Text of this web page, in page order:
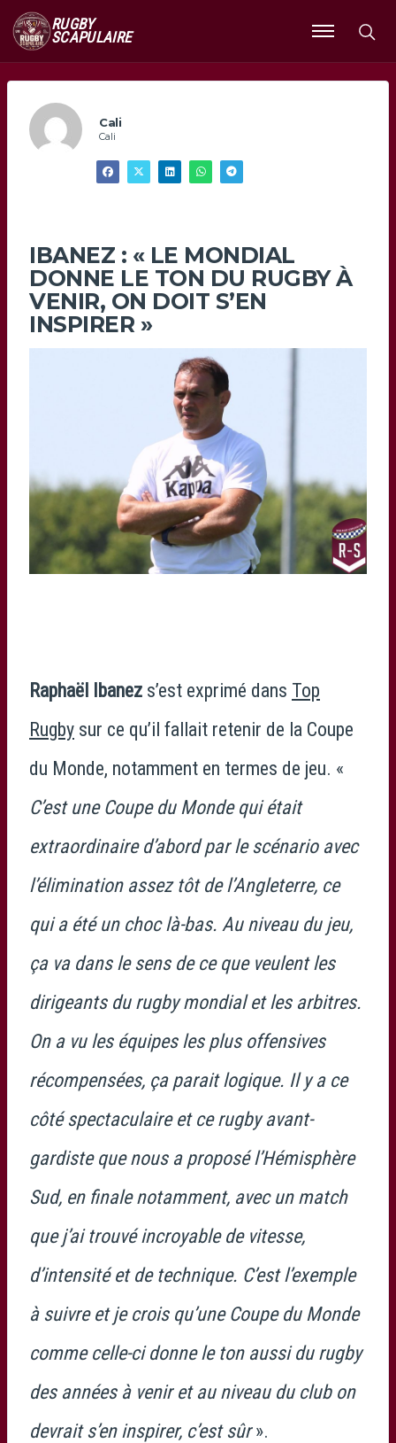
RUGBY
SCAPULAIRE
Ouvrir
le
Cali
Cali
IBANEZ : « LE MONDIAL
DONNE LE TON DU RUGBY À
VENIR, ON DOIT S’EN
INSPIRER »
Raphaël Ibanez s’est exprimé dans Top
Rugby sur ce qu’il fallait retenir de la Coupe
du Monde, notamment en termes de jeu. «
C’est une Coupe du Monde qui était
extraordinaire d’abord par le scénario avec
l’élimination assez tôt de l’Angleterre, ce
qui a été un choc là-bas. Au niveau du jeu,
ça va dans le sens de ce que veulent les
dirigeants du rugby mondial et les arbitres.
On a vu les équipes les plus offensives
récompensées, ça parait logique. Il y a ce
côté spectaculaire et ce rugby avant-
gardiste que nous a proposé l’Hémisphère
Sud, en finale notamment, avec un match
que j’ai trouvé incroyable de vitesse,
d’intensité et de technique. C’est l’exemple
à suivre et je crois qu’une Coupe du Monde
comme celle-ci donne le ton aussi du rugby
des années à venir et au niveau du club on
devrait s’en inspirer, c’est sûr».